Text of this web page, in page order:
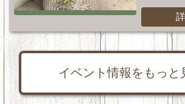
イベント情報をもっと